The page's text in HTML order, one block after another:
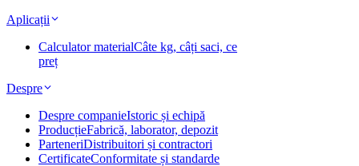
Aplicații
Calculator materialCâte kg, câți saci, ce
preț
Despre
Despre companieIstoric și echipă
ProducțieFabrică, laborator, depozit
ParteneriDistribuitori și contractori
CertificateConformitate și standarde